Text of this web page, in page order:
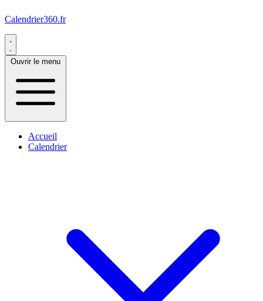
Calendrier360.fr
Ouvrir le menu
Accueil
Calendrier